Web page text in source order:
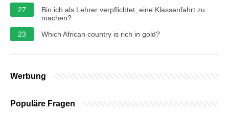
27
Bin ich als Lehrer verpflichtet, eine Klassenfahrt zu
machen?
23
Which African country is rich in gold?
Werbung
Populäre Fragen